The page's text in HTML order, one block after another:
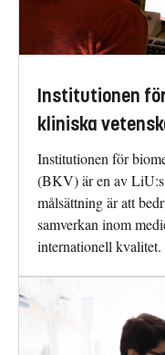
Institutionen
kliniska
Institutionen för
(BKV) är en av LiU:s
målsättning är att
samverkan inom
internationell kvalitet.